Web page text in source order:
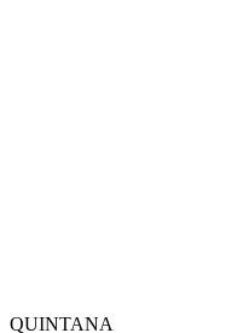
QUINTANA